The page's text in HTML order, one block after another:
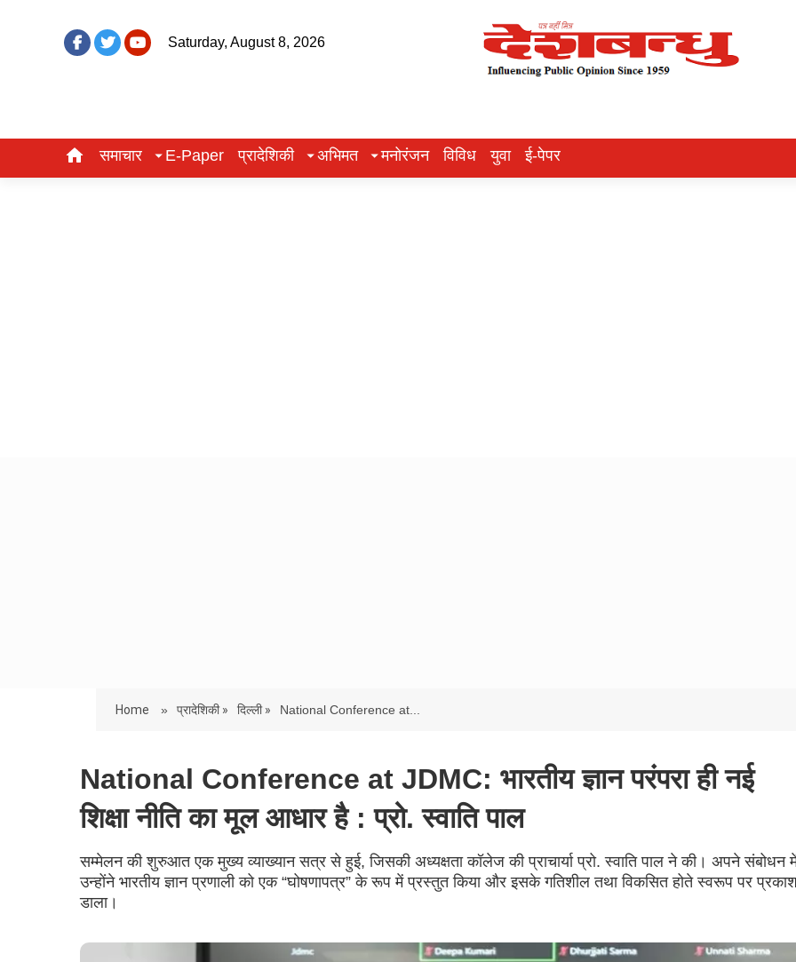
Saturday, August 8, 2026
समाचार E-Paper प्रादेशिकी अभिमत मनोरंजन विविध युवा ई-पेपर
Home » प्रादेशिकी » दिल्ली » National Conference at...
National Conference at JDMC: भारतीय ज्ञान परंपरा ही नई
शिक्षा नीति का मूल आधार है : प्रो. स्वाति पाल
सम्मेलन की शुरुआत एक मुख्य व्याख्यान सत्र से हुई, जिसकी अध्यक्षता कॉलेज की प्राचार्या प्रो. स्वाति पाल ने की। अपने संबोधन
उन्होंने भारतीय ज्ञान प्रणाली को एक “घोषणापत्र” के रूप में प्रस्तुत किया और इसके गतिशील तथा विकसित होते स्वरूप पर
डाला।